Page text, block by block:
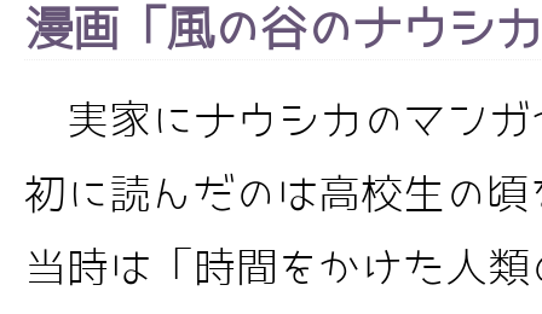
漫画「風の谷のナウシ
実家にナウシカのマンガ
初に読んだのは高校生の
当時は「時間をかけた人